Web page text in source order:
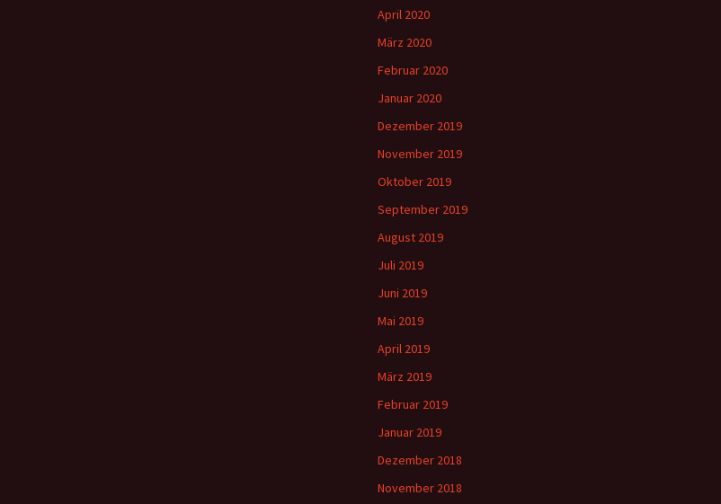
April 2020
März 2020
Februar 2020
Januar 2020
Dezember 2019
November 2019
Oktober 2019
September 2019
August 2019
Juli 2019
Juni 2019
Mai 2019
April 2019
März 2019
Februar 2019
Januar 2019
Dezember 2018
November 2018